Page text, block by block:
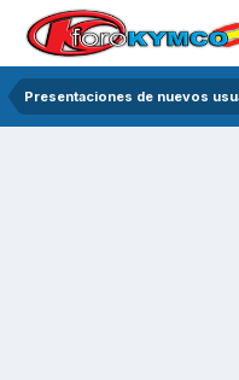
Presentaciones de nuevos